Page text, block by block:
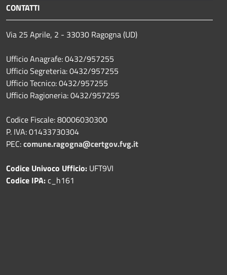
CONTATTI
Via 25 Aprile, 2 - 33030 Ragogna (UD)
Ufficio Anagrafe: 0432/957255
Ufficio Segreteria: 0432/957255
Ufficio Tecnico: 0432/957255
Ufficio Ragioneria: 0432/957255
Codice Fiscale: 80006030300
P. IVA: 01433730304
PEC:comune.ragogna@certgov.fvg.it
Codice Univoco Ufficio: UFT9VI
Codice IPA:c_h161